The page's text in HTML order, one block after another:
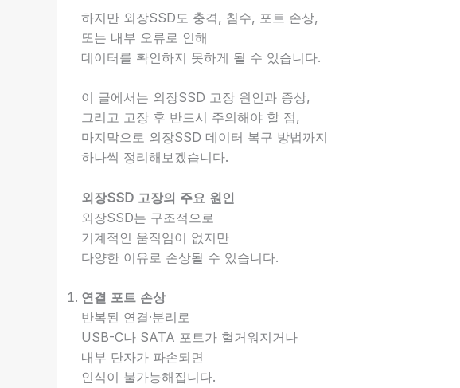
하지만 외장SSD도 충격, 침수, 포트 손상,
또는 내부 오류로 인해
데이터를 확인하지 못하게 될 수 있습니다.
이 글에서는 외장SSD 고장 원인과 증상,
그리고 고장 후 반드시 주의해야 할 점,
마지막으로 외장SSD 데이터 복구 방법까지
하나씩 정리해보겠습니다.
외장SSD 고장의 주요 원인
외장SSD는 구조적으로
기계적인 움직임이 없지만
다양한 이유로 손상될 수 있습니다.
연결 포트 손상
반복된 연결·분리로
USB-C나 SATA 포트가 헐거워지거나
내부 단자가 파손되면
인식이 불가능해집니다.